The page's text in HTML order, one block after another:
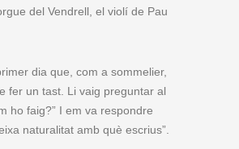
del Vendrell, el violí de Pau
dia que, com a sommelier,
fer un tast. Li vaig preguntar al
ho faig?” I em va respondre
naturalitat amb què escrius”.